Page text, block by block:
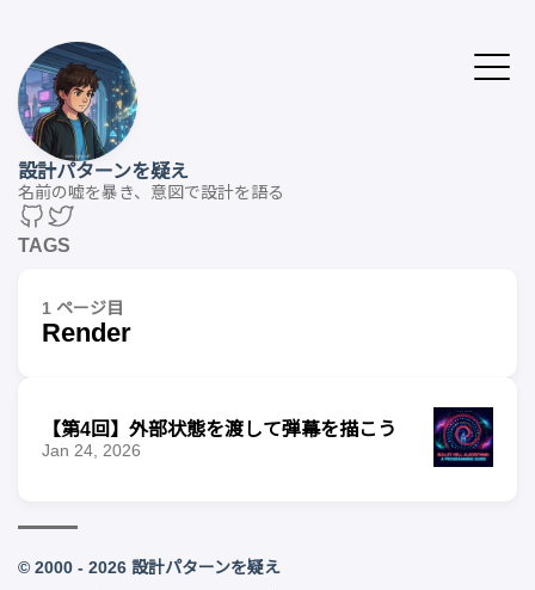
設計パターンを疑え
名前の嘘を暴き、意図で設計を語る
TAGS
1 ページ目
Render
【第4回】外部状態を渡して弾幕を描こう
Jan 24, 2026
© 2000 - 2026 設計パターンを疑え